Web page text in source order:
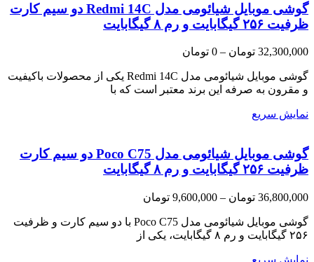
گوشی موبایل شیائومی مدل Redmi 14C دو سیم کارت
ظرفیت ۲۵۶ گیگابایت و رم ۸ گیگابایت
32,300,000 تومان –
0 تومان
0 تومان
through
گوشی موبایل شیائومی مدل Redmi 14C یکی از محصولات باکیفیت
و مقرون به صرفه این برند معتبر است که با
نمایش سریع
گوشی موبایل شیائومی مدل Poco C75 دو سیم کارت
ظرفیت ۲۵۶ گیگابایت و رم ۸ گیگابایت
36,800,000 تومان –
9,600,000 تومان
9,600,000 تومان
through
گوشی موبایل شیائومی مدل Poco C75 با دو سیم کارت و ظرفیت
۲۵۶ گیگابایت و رم ۸ گیگابایت، یکی از
نمایش سریع